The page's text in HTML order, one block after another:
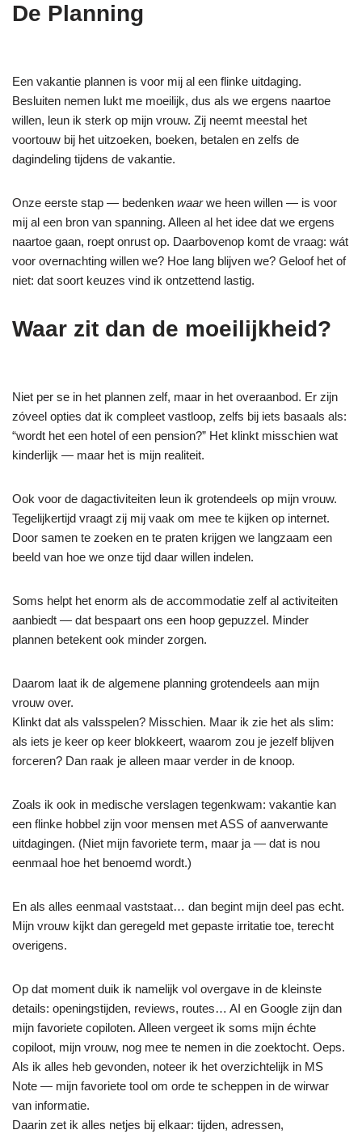
De Planning
Een vakantie plannen is voor mij al een flinke uitdaging.
Besluiten nemen lukt me moeilijk, dus als we ergens naartoe
willen, leun ik sterk op mijn vrouw. Zij neemt meestal het
voortouw bij het uitzoeken, boeken, betalen en zelfs de
dagindeling tijdens de vakantie.
Onze eerste stap — bedenken waarwe heen willen — is voor
mij al een bron van spanning. Alleen al het idee dat we ergens
naartoe gaan, roept onrust op. Daarbovenop komt de vraag: wát
voor overnachting willen we? Hoe lang blijven we? Geloof het of
niet: dat soort keuzes vind ik ontzettend lastig.
Waar zit dan de moeilijkheid?
Niet per se in het plannen zelf, maar in het overaanbod. Er zijn
zóveel opties dat ik compleet vastloop, zelfs bij iets basaals als:
“wordt het een hotel of een pension?” Het klinkt misschien wat
kinderlijk — maar het is mijn realiteit.
Ook voor de dagactiviteiten leun ik grotendeels op mijn vrouw.
Tegelijkertijd vraagt zij mij vaak om mee te kijken op internet.
Door samen te zoeken en te praten krijgen we langzaam een
beeld van hoe we onze tijd daar willen indelen.
Soms helpt het enorm als de accommodatie zelf al activiteiten
aanbiedt — dat bespaart ons een hoop gepuzzel. Minder
plannen betekent ook minder zorgen.
Daarom laat ik de algemene planning grotendeels aan mijn
vrouw over.
Klinkt dat als valsspelen? Misschien. Maar ik zie het als slim:
als iets je keer op keer blokkeert, waarom zou je jezelf blijven
forceren? Dan raak je alleen maar verder in de knoop.
Zoals ik ook in medische verslagen tegenkwam: vakantie kan
een flinke hobbel zijn voor mensen met ASS of aanverwante
uitdagingen. (Niet mijn favoriete term, maar ja — dat is nou
eenmaal hoe het benoemd wordt.)
En als alles eenmaal vaststaat… dan begint mijn deel pas echt.
Mijn vrouw kijkt dan geregeld met gepaste irritatie toe, terecht
overigens.
Op dat moment duik ik namelijk vol overgave in de kleinste
details: openingstijden, reviews, routes… AI en Google zijn dan
mijn favoriete copiloten. Alleen vergeet ik soms mijn échte
copiloot, mijn vrouw, nog mee te nemen in die zoektocht. Oeps.
Als ik alles heb gevonden, noteer ik het overzichtelijk in MS
Note — mijn favoriete tool om orde te scheppen in de wirwar
van informatie.
Daarin zet ik alles netjes bij elkaar: tijden, adressen,